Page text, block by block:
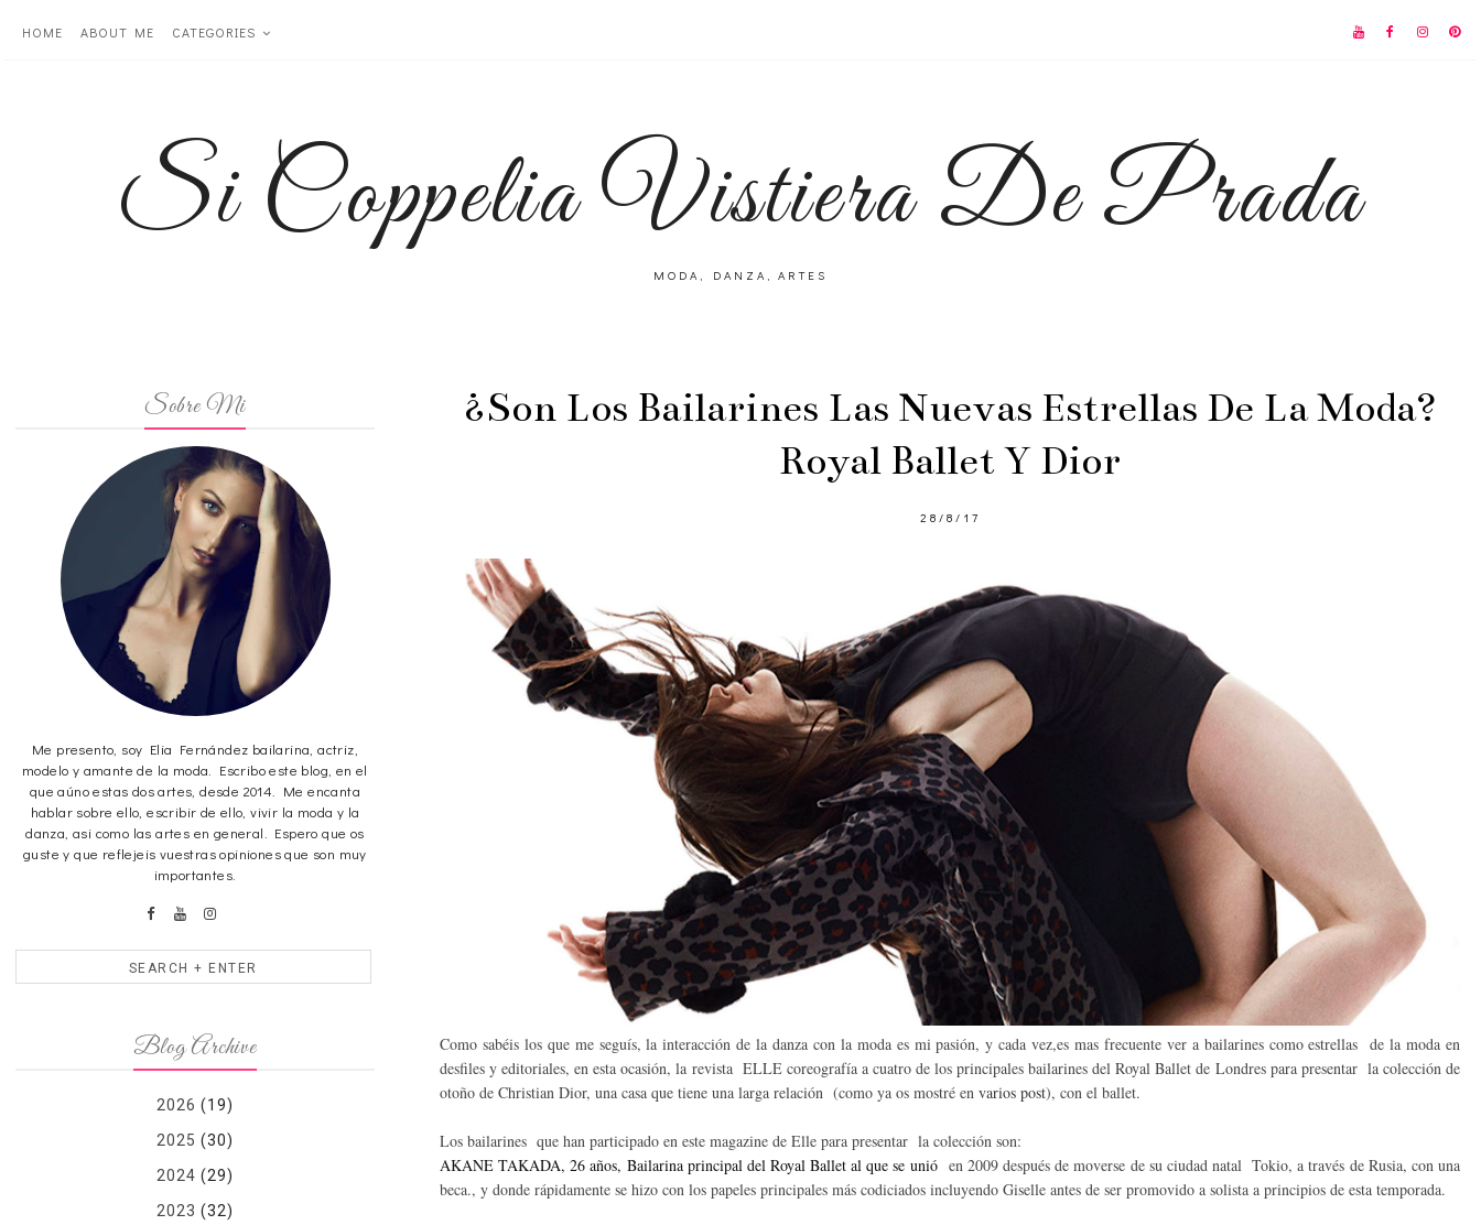
HOME ABOUT ME CATEGORIES
Si Coppelia Vistiera De Prada
MODA, DANZA, ARTES
¿Son Los Bailarines Las Nuevas Estrellas De La Moda?
Royal Ballet Y Dior
28/8/17
Como sabéis los que me seguís, la interacción de la danza con la moda es mi pasión, y cada vez,es mas frecuente ver a bailarines como estrellas de la moda en
desfiles y editoriales, en esta ocasión, la revista ELLE coreografía a cuatro de los principales bailarines del Royal Ballet de Londres para presentar la colección de
otoño de Christian Dior, una casa que tiene una larga relación (como ya os mostré en varios post), con el ballet.
Los bailarines que han participado en este magazine de Elle para presentar la colección son:
AKANE TAKADA, 26 años, Bailarina principal del Royal Ballet al que se unió en 2009 después de moverse de su ciudad natal Tokio, a través de Rusia, con una
beca., y donde rápidamente se hizo con los papeles principales más codiciados incluyendo Giselle antes de ser promovido a solista a principios de esta temporada.
Sobre Mi
Me presento, soy Elia Fernández bailarina, actriz,
modelo y amante de la moda. Escribo este blog, en el
que aúno estas dos artes, desde 2014. Me encanta
hablar sobre ello, escribir de ello, vivir la moda y la
danza, asi como las artes en general. Espero que os
guste y que reflejeis vuestras opiniones que son muy
importantes.
Blog Archive
2026 (19)
2025 (30)
2024 (29)
2023 (32)